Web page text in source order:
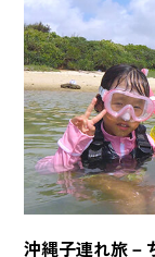
沖縄子連れ旅－